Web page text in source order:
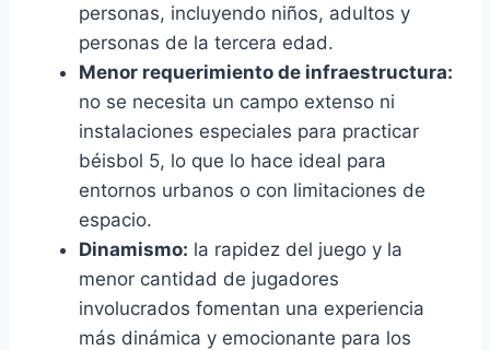
personas, incluyendo niños, adultos y
personas de la tercera edad.
Menor requerimiento de infraestructura:
no se necesita un campo extenso ni
instalaciones especiales para practicar
béisbol 5, lo que lo hace ideal para
entornos urbanos o con limitaciones de
espacio.
Dinamismo: la rapidez del juego y la
menor cantidad de jugadores
involucrados fomentan una experiencia
más dinámica y emocionante para los